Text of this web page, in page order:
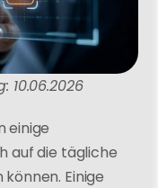
10.06.2026
einige
auf die tägliche
Einige